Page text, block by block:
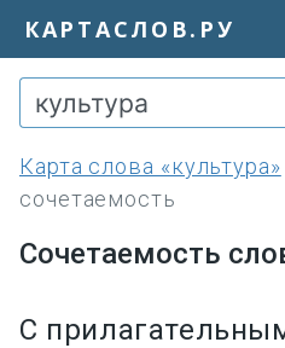
КАРТАСЛОВ.РУ
Карта слова «культура»
сочетаемость
Сочетаемость
С